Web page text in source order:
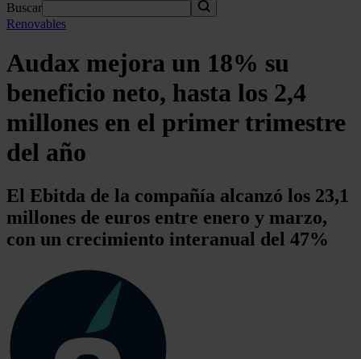
Buscar
Renovables
Audax mejora un 18% su
beneficio neto, hasta los 2,4
millones en el primer trimestre
del año
El Ebitda de la compañía alcanzó los 23,1
millones de euros entre enero y marzo,
con un crecimiento interanual del 47%